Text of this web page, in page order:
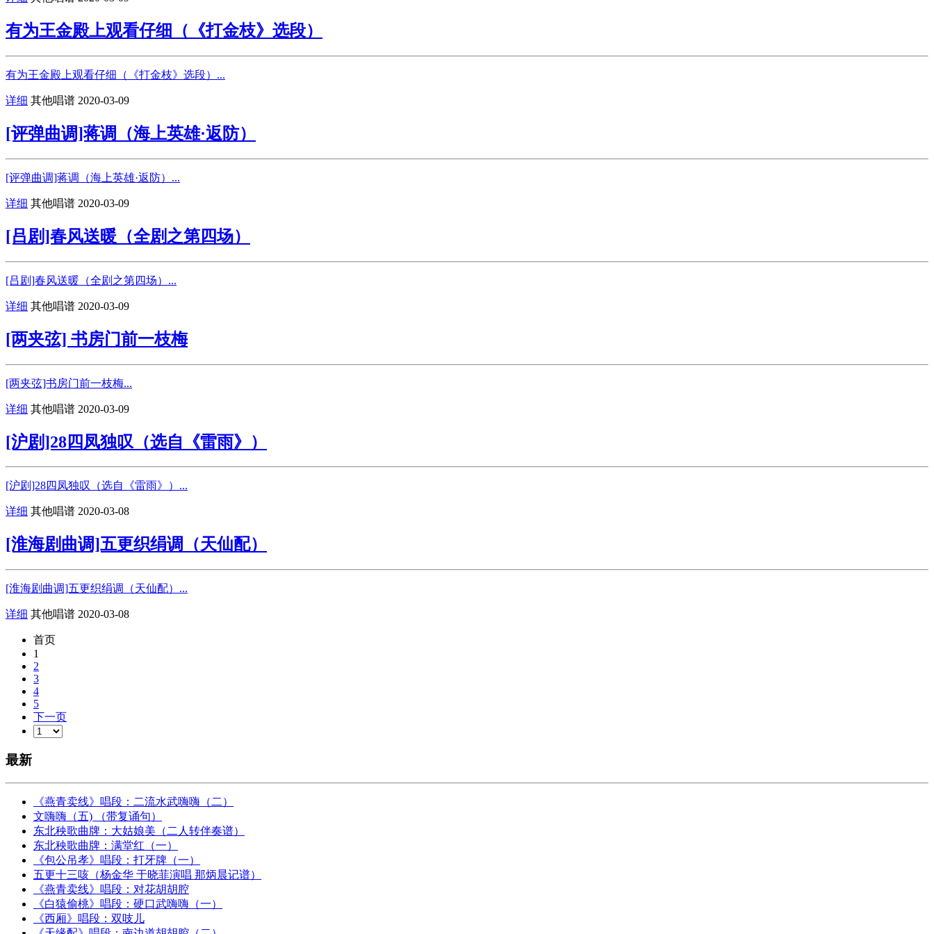
有为王金殿上观看仔细（《打金枝》选段）
有为王金殿上观看仔细（《打金枝》选段）...
详细 其他唱谱 2020-03-09
[评弹曲调]蒋调（海上英雄·返防）
[评弹曲调]蒋调（海上英雄·返防）...
详细 其他唱谱 2020-03-09
[吕剧]春风送暖（全剧之第四场）
[吕剧]春风送暖（全剧之第四场）...
详细 其他唱谱 2020-03-09
[两夹弦] 书房门前一枝梅
[两夹弦]书房门前一枝梅...
详细 其他唱谱 2020-03-09
[沪剧]28四凤独叹（选自《雷雨》）
[沪剧]28四凤独叹（选自《雷雨》）...
详细 其他唱谱 2020-03-08
[淮海剧曲调]五更织绢调（天仙配）
[淮海剧曲调]五更织绢调（天仙配）...
详细 其他唱谱 2020-03-08
首页
1
2
3
4
5
下一页
最新
《燕青卖线》唱段：二流水武嗨嗨（二）
文嗨嗨（五) （带复诵句）
东北秧歌曲牌：大姑娘美（二人转伴奏谱）
东北秧歌曲牌：满堂红（一）
《包公吊孝》唱段：打牙牌（一）
五更十三咳（杨金华 于晓菲演唱 那炳晨记谱）
《燕青卖线》唱段：对花胡胡腔
《白猿偷桃》唱段：硬口武嗨嗨（一）
《西厢》唱段：双吱儿